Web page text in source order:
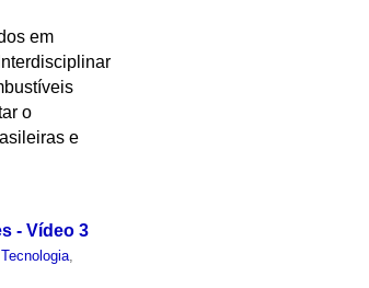
em
o
e
- Vídeo 3
Tecnologia,